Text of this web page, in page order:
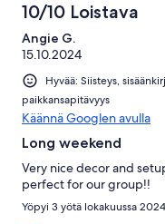
10/10 Loistava
Angie G.
15.10.2024
Hyvää: Siisteys,
paikkansapitävyys
Käännä Googlen avulla
Long weekend
Very nice decor and
perfect for our group!!
Yöpyi 3 yötä lokakuussa 2024